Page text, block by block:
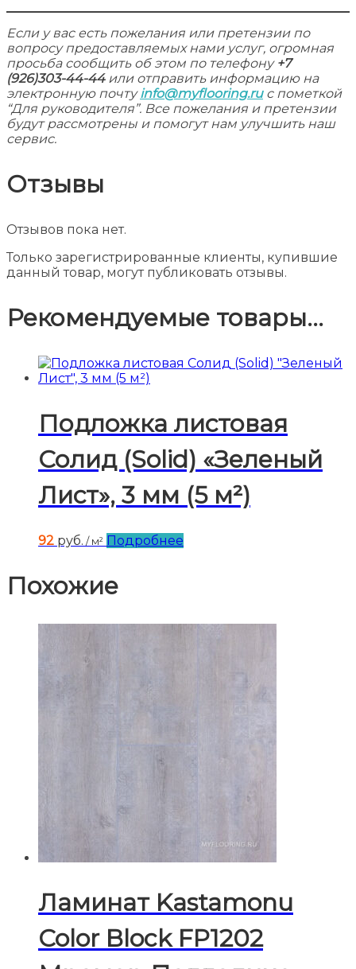
Если у вас есть пожелания или претензии по
вопросу предоставляемых нами услуг, огромная
просьба сообщить об этом по телефону +7
(926)303-44-44 или отправить информацию на
электронную почтуinfo@myflooring.ru с пометкой
“Для руководителя”. Все пожелания и претензии
будут рассмотрены и помогут нам улучшить наш
сервис.
Отзывы
Отзывов пока нет.
Только зарегистрированные клиенты, купившие
данный товар, могут публиковать отзывы.
Рекомендуемые товары...
Подложка листовая
Солид (Solid) «Зеленый
Лист», 3 мм (5 м²)
92 руб. / м² Подробнее
Похожие
Ламинат Kastamonu
Color Block FP1202